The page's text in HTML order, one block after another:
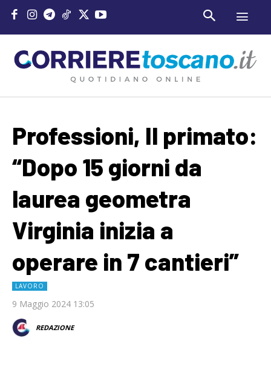
Professioni, Il primato:
“Dopo 15 giorni da
laurea geometra
Virginia inizia a
operare in 7 cantieri”
LAVORO
9 Maggio 2024 13:05
REDAZIONE